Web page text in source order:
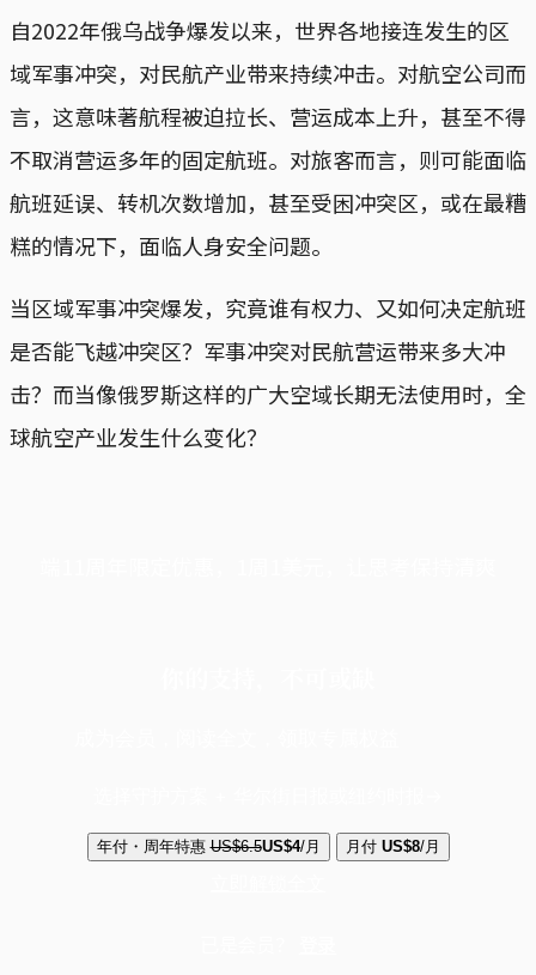
自2022年俄乌战争爆发以来，世界各地接连发生的区
域军事冲突，对民航产业带来持续冲击。对航空公司而
言，这意味著航程被迫拉长、营运成本上升，甚至不得
不取消营运多年的固定航班。对旅客而言，则可能面临
航班延误、转机次数增加，甚至受困冲突区，或在最糟
糕的情况下，面临人身安全问题。
当区域军事冲突爆发，究竟谁有权力、又如何决定航班
是否能飞越冲突区？军事冲突对民航营运带来多大冲
击？而当像俄罗斯这样的广大空域长期无法使用时，全
球航空产业发生什么变化？
年付・周年特惠 US$6.5US$4/月 月付 US$8/月